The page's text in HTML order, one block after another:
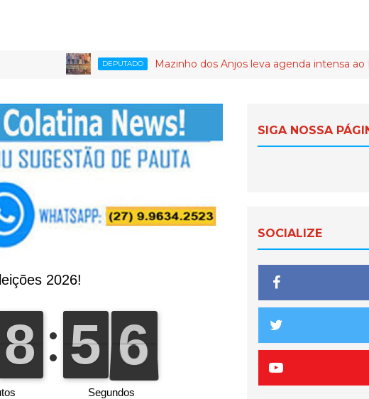
DEPUTADO Mazinho dos Anjos leva agenda intensa ao Norte e
SIGA NOSSA
SOCIALIZE